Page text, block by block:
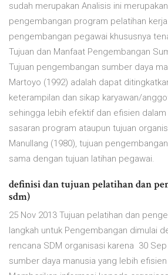
sudah merupakan Analisis ini
pengembangan program pelatihan
pengembangan pegawai khususnya
Tujuan dan Manfaat Pengembangan
Tujuan pengembangan sumber daya
Martoyo (1992) adalah dapat
keterampilan dan sikap karyawan/
sehingga lebih efektif dan efisien
sasaran program ataupun tujuan
Manullang (1980), tujuan
sama dengan tujuan latihan pegawai.
definisi dan tujuan pelatihan dan
sdm)
25 Nov 2013 Tujuan pelatihan dan
langkah untuk Pengembangan dimulai
rencana SDM organisasi karena 30
sumber daya manusia yang lebih